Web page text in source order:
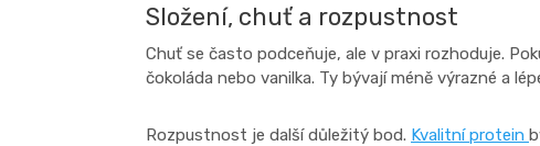
Složení, chuť a rozpustnost
Chuť se často podceňuje, ale v praxi rozhoduje.
čokoláda nebo vanilka. Ty bývají méně výrazné a
Rozpustnost je další důležitý bod. Kvalitní protein